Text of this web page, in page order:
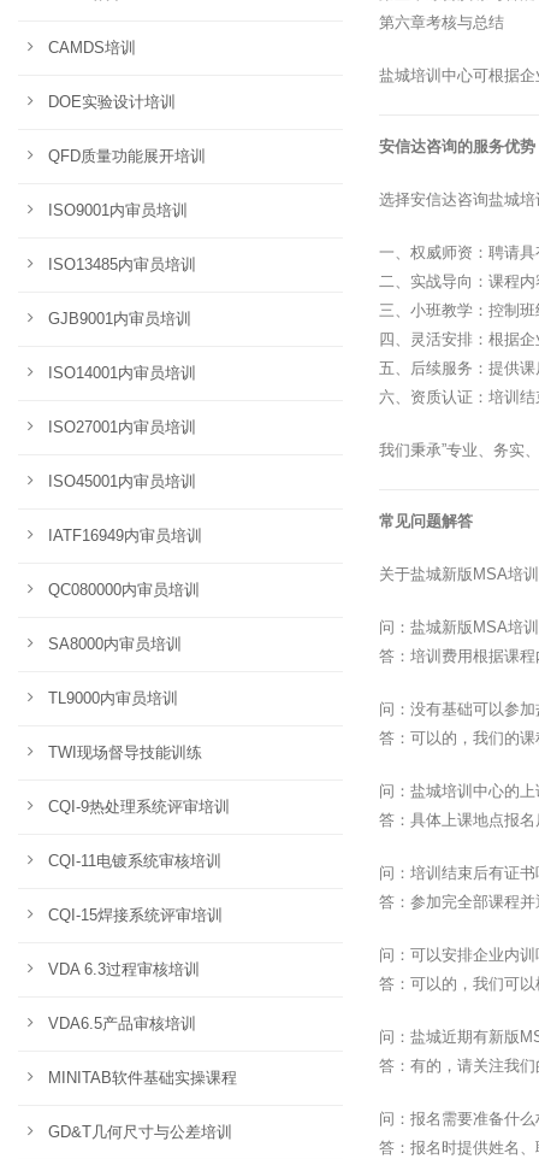
第六章考核与总结
盐城培训中心可根据
安信达咨询的服务优势
选择安信达咨询盐城
一、权威师资：聘请
二、实战导向：课程
三、小班教学：控制
四、灵活安排：根据
五、后续服务：提供
六、资质认证：培训
我们秉承”专业、务实
常见问题解答
关于盐城新版MSA培
问：盐城新版MSA培
答：培训费用根据课
问：没有基础可以参
答：可以的，我们的
问：盐城培训中心的
答：具体上课地点报
问：培训结束后有证书
答：参加完全部课程
问：可以安排企业内训
答：可以的，我们可
问：盐城近期有新版
答：有的，请关注我
问：报名需要准备什
答：报名时提供姓名
CAMDS培训
DOE实验设计培训
QFD质量功能展开培训
ISO9001内审员培训
ISO13485内审员培训
GJB9001内审员培训
ISO14001内审员培训
ISO27001内审员培训
ISO45001内审员培训
IATF16949内审员培训
QC080000内审员培训
SA8000内审员培训
TL9000内审员培训
TWI现场督导技能训练
CQI-9热处理系统评审培训
CQI-11电镀系统审核培训
CQI-15焊接系统评审培训
VDA 6.3过程审核培训
VDA6.5产品审核培训
MINITAB软件基础实操课程
GD&T几何尺寸与公差培训